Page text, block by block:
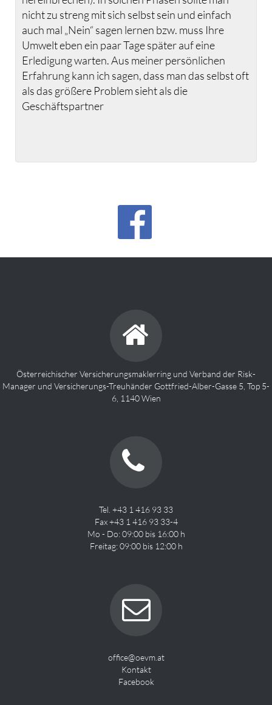
nicht zu streng mit sich selbst sein und einfach
auch mal „Nein“ sagen lernen bzw. muss Ihre
Umwelt eben ein paar Tage später auf eine
Erledigung warten. Aus meiner persönlichen
Erfahrung kann ich sagen, dass man das selbst oft
als das größere Problem sieht als die
Geschäftspartner
Österreichischer Versicherungsmaklerring und Verband der Risk-
Manager und Versicherungs-Treuhänder Gottfried-Alber-Gasse 5, Top 5-
6, 1140 Wien
Tel. +43 1 416 93 33
Fax +43 1 416 93 33-4
Mo - Do: 09:00 bis 16:00 h
Freitag: 09:00 bis 12:00 h
office@oevm.at
Kontakt
Facebook